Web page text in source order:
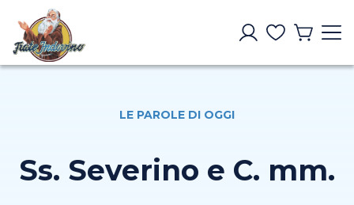
LE PAROLE DI OGGI
Ss. Severino e C. mm.